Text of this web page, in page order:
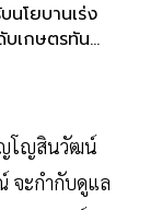
นโยบานเร่ง
เกษตรทัน
ญโญสินวัฒน์
จะกำกับดูแล